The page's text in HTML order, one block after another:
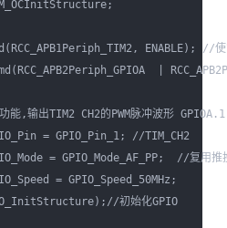
ENABLE); //使
|
,输出TIM2 CH2的PWM脉冲波形 GPIOA.1
= GPIO_Pin_1; //TIM_CH2
= GPIO_Mode_AF_PP;  //复用推
= GPIO_Speed_50MHz;
初始化GPIO